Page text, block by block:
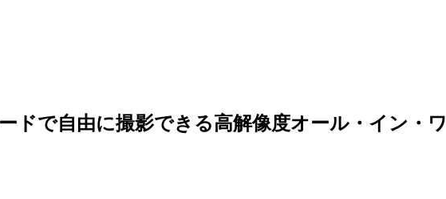
ドで自由に撮影できる高解像度オール・イン・